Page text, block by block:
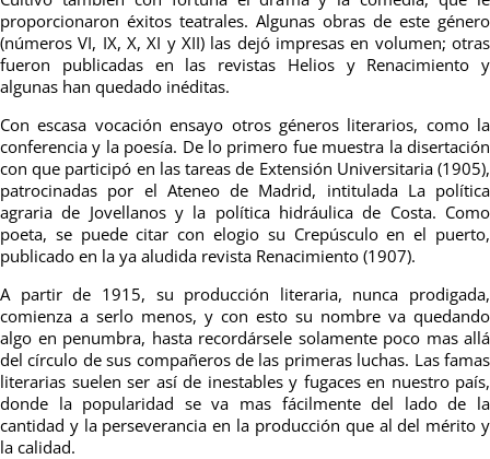
proporcionaron éxitos teatrales. Algunas obras de este género
(números VI, IX, X, XI y XII) las dejó impresas en volumen; otras
fueron publicadas en las revistas Helios y Renacimiento y
algunas han quedado inéditas.
Con escasa vocación ensayo otros géneros literarios, como la
conferencia y la poesía. De lo primero fue muestra la disertación
con que participó en las tareas de Extensión Universitaria (1905),
patrocinadas por el Ateneo de Madrid, intitulada La política
agraria de Jovellanos y la política hidráulica de Costa. Como
poeta, se puede citar con elogio su Crepúsculo en el puerto,
publicado en la ya aludida revista Renacimiento (1907).
A partir de 1915, su producción literaria, nunca prodigada,
comienza a serlo menos, y con esto su nombre va quedando
algo en penumbra, hasta recordársele solamente poco mas allá
del círculo de sus compañeros de las primeras luchas. Las famas
literarias suelen ser así de inestables y fugaces en nuestro país,
donde la popularidad se va mas fácilmente del lado de la
cantidad y la perseverancia en la producción que al del mérito y
la calidad.